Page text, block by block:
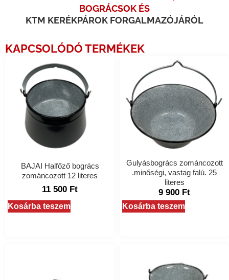
BOGRÁCSOK ÉS
KTM KERÉKPÁROK FORGALMAZÓJÁRÓL
KAPCSOLÓDÓ TERMÉKEK
BAJAI Halfőző bogrács
zománcozott 12 literes
11 500 Ft
Kosárba teszem
Gulyásbogrács zománcozott
.minőségi, vastag falú. 25
literes
9 900 Ft
Kosárba teszem